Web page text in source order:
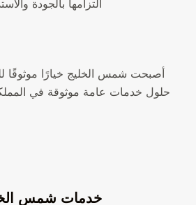
التزامها بالجودة
أصبحت شمس الخليج خيارًا موثوقًا
حلول خدمات عامة موثوقة في
خدمات شمس